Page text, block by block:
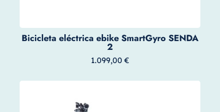
Bicicleta eléctrica ebike SmartGyro SENDA
2
1.099,00 €